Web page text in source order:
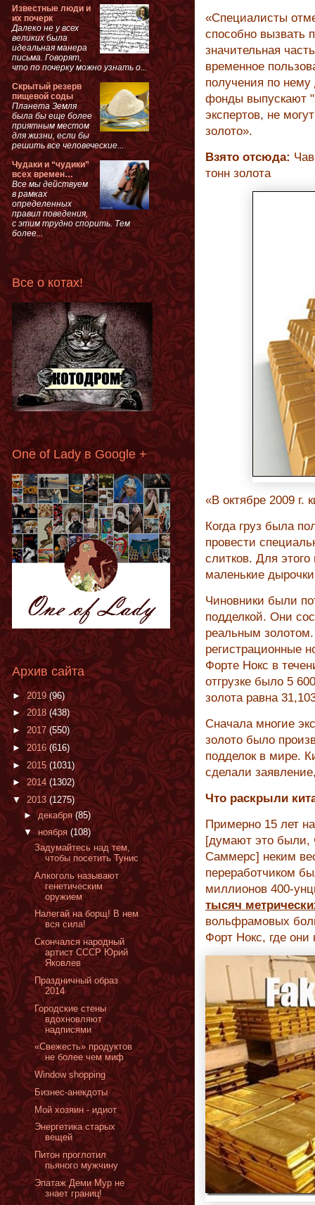
«Специалисты
способно вызвать
значительная
временное
получения по
фонды выпускают
экспертов, не
золото».
Взято отсюда:
тонн золота
«В октябре 2009 г.
Когда груз была
провести
слитков. Для
маленькие
Чиновники были
подделкой. Они
реальным
регистрационные
Форте Нокс в
отгрузке было 5
золота равна
Сначала многие
золото было
подделок в мире.
сделали
Что раскрыли
Примерно 15 лет
[думают это были,
Саммерс] неким
переработчиком
миллионов 400-
тысяч
вольфрамовых
Форт Нокс, где они
Известные люди и
их почерк
Далеко не у всех
великих была
идеальная манера
письма. Говорят,
что по почерку можно узнать о...
Скрытый резерв
пищевой соды
Планета Земля
была бы еще более
приятным местом
для жизни, если бы
решить все человеческие...
Чудаки и “чудики”
всех времен…
Все мы действуем
в рамках
определенных
правил поведения,
с этим трудно спорить. Тем
более...
Все о котах!
One of Lady в Google +
Архив сайта
► 2019 (96)
►2018 (438)
► 2017 (550)
► 2016(616)
► 2015 (1031)
►2014 (1302)
▼ 2013 (1275)
►декабря (85)
▼ ноября (108)
Задумайтесь над тем,
чтобы посетить Тунис
Алкоголь называют
генетическим
оружием
Налегай на борщ! В нем
вся сила!
Скончался народный
артист СССР Юрий
Яковлев
Праздничный образ
2014
Городские стены
вдохновляют
надписями
«Cвежесть» продуктов
не более чем миф
Window shopping
Бизнес-анекдоты
Мой хозяин - идиот
Энергетика старых
вещей
Питон проглотил
пьяного мужчину
Эпатаж Деми Мур не
знает границ!